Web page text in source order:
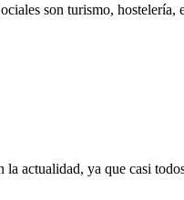
son turismo,
actualidad, ya que casi